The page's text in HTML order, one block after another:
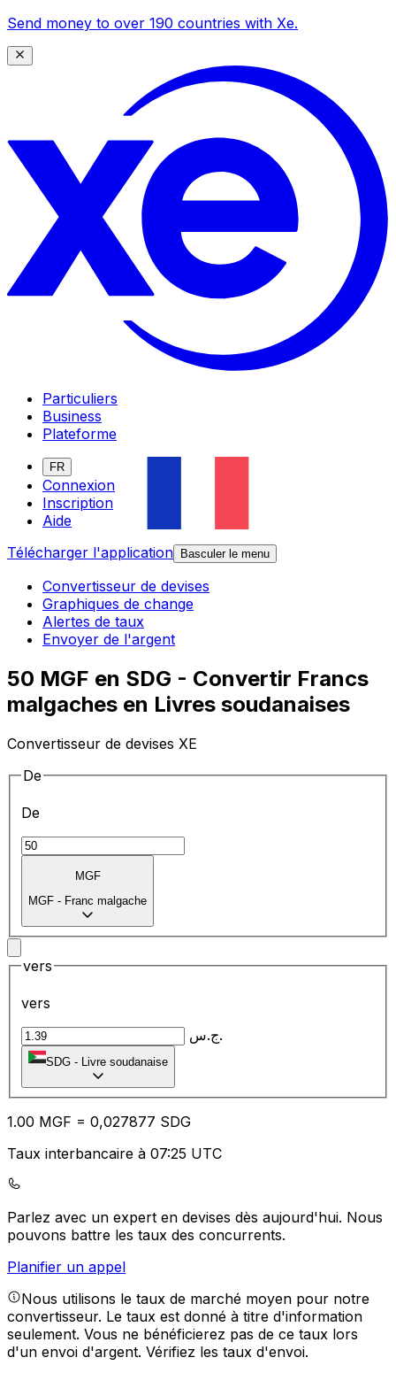
Send money to over 190 countries with Xe.
Particuliers
Business
Plateforme
FR
Connexion
Inscription
Aide
Télécharger l'application
Basculer le menu
Convertisseur de devises
Graphiques de change
Alertes de taux
Envoyer de l'argent
50 MGF en SDG - Convertir Francs
malgaches en Livres soudanaises
Convertisseur de devises XE
De
De
MGF
MGF - Franc malgache
vers
vers
ج.س.
SDG - Livre soudanaise
1.00 MGF = 0,027877 SDG
Taux interbancaire à 07:25 UTC
Parlez avec un expert en devises dès aujourd'hui. Nous
pouvons battre les taux des concurrents.
Planifier un appel
Nous utilisons le taux de marché moyen pour notre
convertisseur. Le taux est donné à titre d'information
seulement. Vous ne bénéficierez pas de ce taux lors
d'un envoi d'argent. Vérifiez les taux d'envoi.